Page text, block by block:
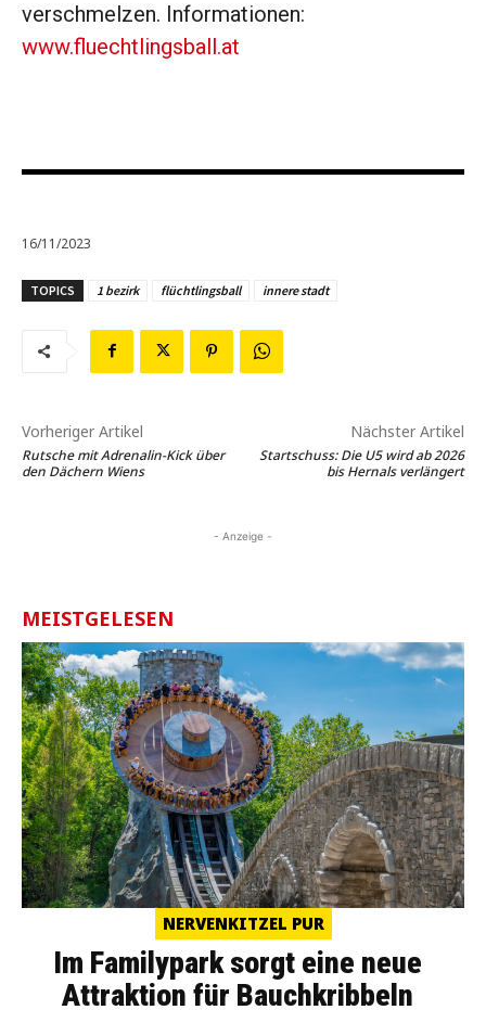
verschmelzen. Informationen:
www.fluechtlingsball.at
16/11/2023
TOPICS 1 bezirk flüchtlingsball innere stadt
Vorheriger Artikel
Rutsche mit Adrenalin-Kick über
den Dächern Wiens
Nächster Artikel
Startschuss: Die U5 wird ab 2026
bis Hernals verlängert
- Anzeige -
MEISTGELESEN
NERVENKITZEL PUR
Im Familypark sorgt eine neue
Attraktion für Bauchkribbeln